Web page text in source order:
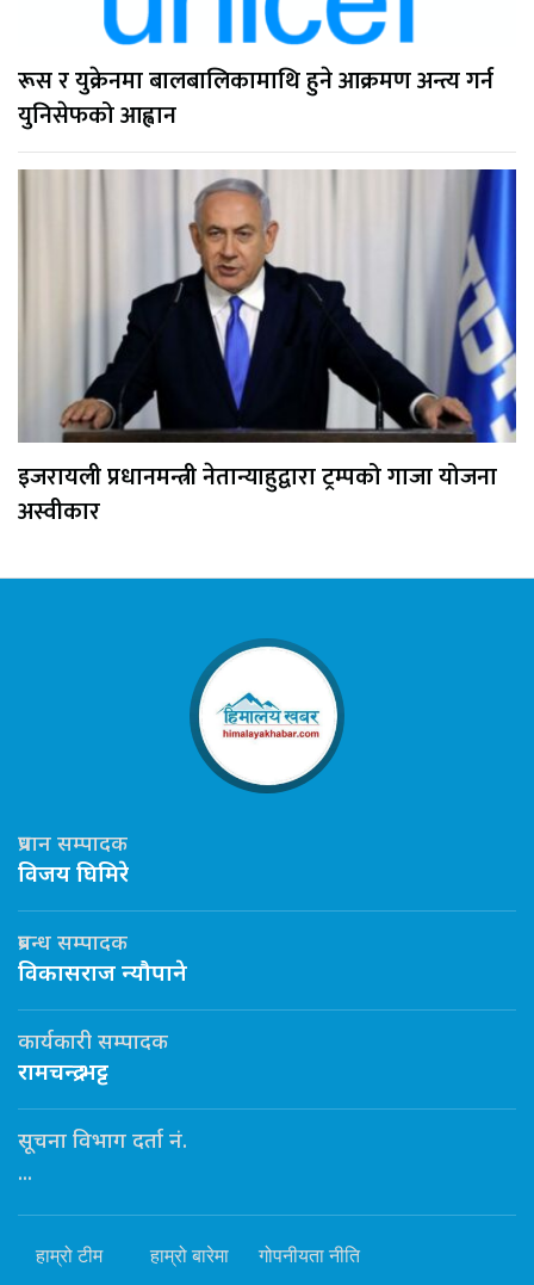
रूस र युक्रेनमा बालबालिकामाथि हुने आक्रमण अन्त्य गर्न
युनिसेफको आह्वान
इजरायली प्रधानमन्त्री नेतान्याहुद्वारा ट्रम्पको गाजा योजना
अस्वीकार
प्रधान सम्पादक
विजय घिमिरे
प्रबन्ध सम्पादक
विकासराज न्यौपाने
कार्यकारी सम्पादक
रामचन्द्र भट्ट
सूचना विभाग दर्ता नं.
...
हाम्रो टीम हाम्रो बारेमा गोपनीयता नीति